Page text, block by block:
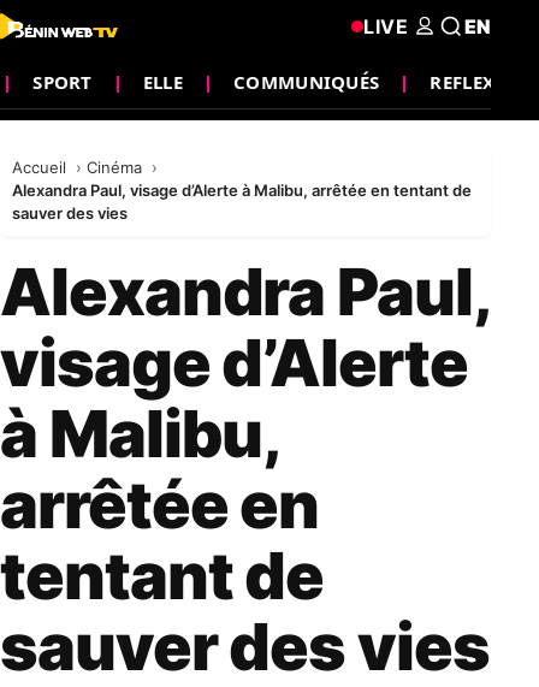
SPORT ELLE COMMUNIQUÉS REFLEXION
LIVE EN
Accueil
Cinéma
Alexandra Paul, visage d’Alerte à Malibu, arrêtée en tentant de
sauver des vies
Alexandra Paul,
visage d’Alerte
à Malibu,
arrêtée en
tentant de
sauver des vies